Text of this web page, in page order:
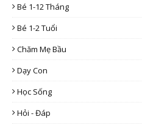
Bé 1-12 Tháng
Bé 1-2 Tuổi
Chăm Mẹ Bầu
Dạy Con
Học Sống
Hỏi - Đáp